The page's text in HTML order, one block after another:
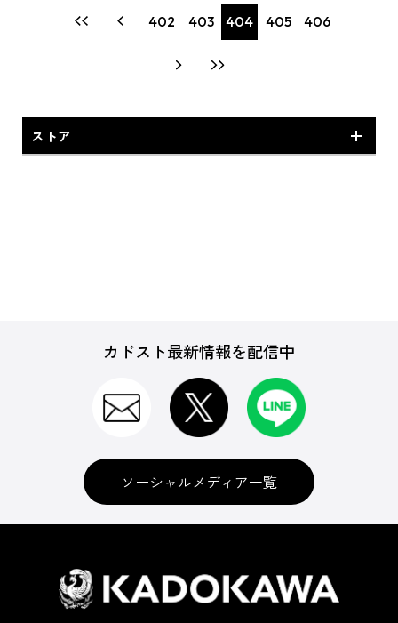
402 403 404 405 406
ストア
B's-LOG(ビーズログ)
ムック
書籍
カドスト最新情報を配信中
ソーシャルメディア一覧